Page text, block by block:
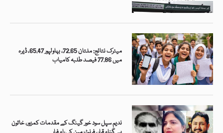
میٹرک نتائج: ملتان 72.65، بہاولپور 65.47، ڈیرہ
میں 77.86 فیصد طلبہ کامیاب
ندیم سپل سود خور گینگ کے مقدمات کمزور، خاتون